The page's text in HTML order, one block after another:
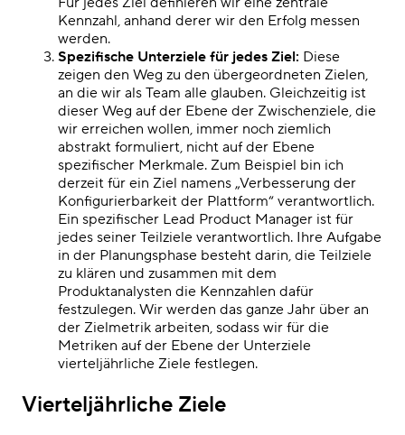
Kennzahl, anhand derer wir den Erfolg messen
werden.
Spezifische Unterziele für jedes Ziel: Diese
zeigen den Weg zu den übergeordneten Zielen,
an die wir als Team alle glauben. Gleichzeitig ist
dieser Weg auf der Ebene der Zwischenziele, die
wir erreichen wollen, immer noch ziemlich
abstrakt formuliert, nicht auf der Ebene
spezifischer Merkmale. Zum Beispiel bin ich
derzeit für ein Ziel namens „Verbesserung der
Konfigurierbarkeit der Plattform“ verantwortlich.
Ein spezifischer Lead Product Manager ist für
jedes seiner Teilziele verantwortlich. Ihre Aufgabe
in der Planungsphase besteht darin, die Teilziele
zu klären und zusammen mit dem
Produktanalysten die Kennzahlen dafür
festzulegen. Wir werden das ganze Jahr über an
der Zielmetrik arbeiten, sodass wir für die
Metriken auf der Ebene der Unterziele
vierteljährliche Ziele festlegen.
Vierteljährliche Ziele